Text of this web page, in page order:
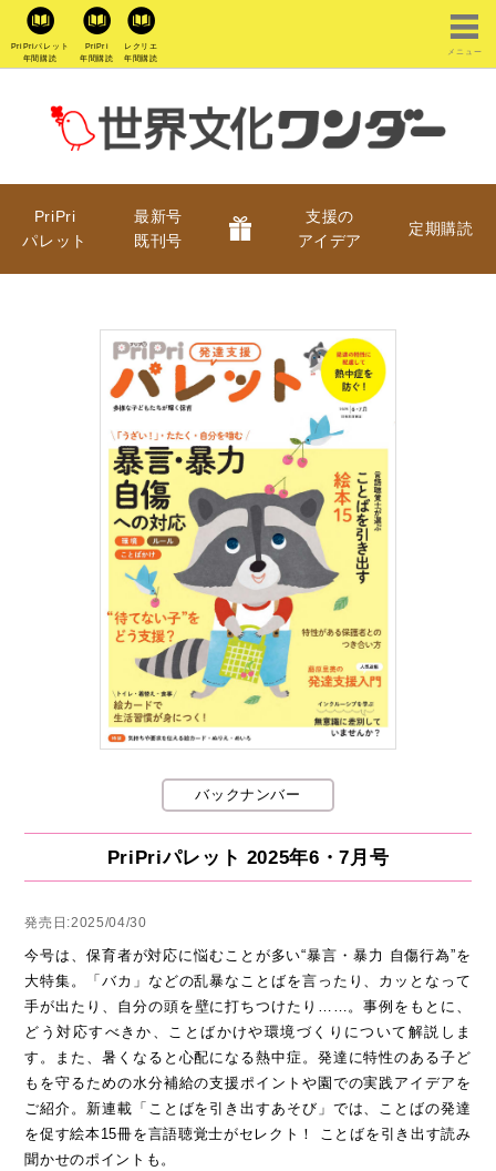
PriPriパレット
年間購読
PriPri
年間購読
レクリエ
年間購読
メニュー
PriPri
パレット
最新号
既刊号
支援の
アイデア
定期購読
バックナンバー
PriPriパレット 2025年6・7月号
発売日:2025/04/30
今号は、保育者が対応に悩むことが多い“暴言・暴力 自傷行為”を
大特集。「バカ」などの乱暴なことばを言ったり、カッとなって
手が出たり、自分の頭を壁に打ちつけたり……。事例をもとに、
どう対応すべきか、ことばかけや環境づくりについて解説しま
す。また、暑くなると心配になる熱中症。発達に特性のある子ど
もを守るための水分補給の支援ポイントや園での実践アイデアを
ご紹介。新連載「ことばを引き出すあそび」では、ことばの発達
を促す絵本15冊を言語聴覚士がセレクト！ ことばを引き出す読み
聞かせのポイントも。